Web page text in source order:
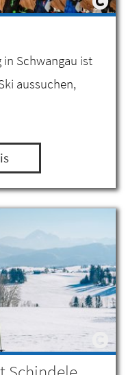
in Schwangau ist
aussuchen,